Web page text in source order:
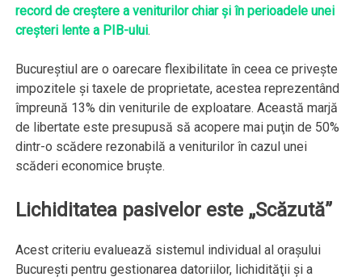
record de creştere a veniturilor chiar şi în perioadele unei
creşteri lente a PIB-ului.
Bucureștiul are o oarecare flexibilitate în ceea ce privește
impozitele și taxele de proprietate, acestea reprezentând
împreună 13% din veniturile de exploatare. Această marjă
de libertate este presupusă să acopere mai puţin de 50%
dintr-o scădere rezonabilă a veniturilor în cazul unei
scăderi economice bruşte.
Lichiditatea pasivelor este „Scăzută”
Acest criteriu evaluează sistemul individual al orașului
București pentru gestionarea datoriilor, lichidităţii şi a